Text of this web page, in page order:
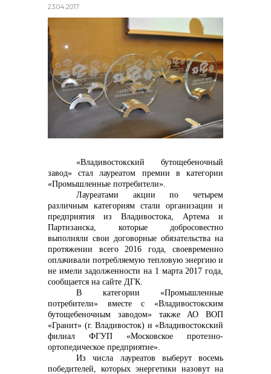
реализация неликвидов
контакты отдела закупок
+7 (423) 234 50 50
info@vostokcement.ru
23.04.2017
«Владивостокский бутощебеночный
завод» стал лауреатом премии в категории
«Промышленные потребители».
Лауреатами акции по четырем
различным категориям стали организации и
предприятия из Владивостока, Артема и
Партизанска, которые добросовестно
выполняли свои договорные обязательства на
протяжении всего 2016 года, своевременно
оплачивали потребляемую тепловую энергию и
не имели задолженности на 1 марта 2017 года,
сообщается на сайте ДГК.
В категории «Промышленные
потребители» вместе с «Владивостокским
бутощебеночным заводом» также АО ВОП
«Гранит» (г. Владивосток) и «Владивостокский
филиал ФГУП «Московское протезно-
ортопедическое предприятие».
Из числа лауреатов выберут восемь
победителей, которых энергетики назовут на